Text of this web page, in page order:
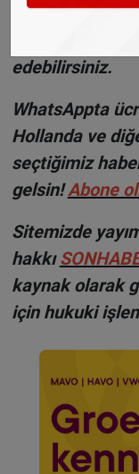
edebilirsiniz.
WhatsAppta
Hollanda ve
seçtiğimiz
gelsin! Abone
Sitemizde
hakkı
kaynak olarak
için hukuki